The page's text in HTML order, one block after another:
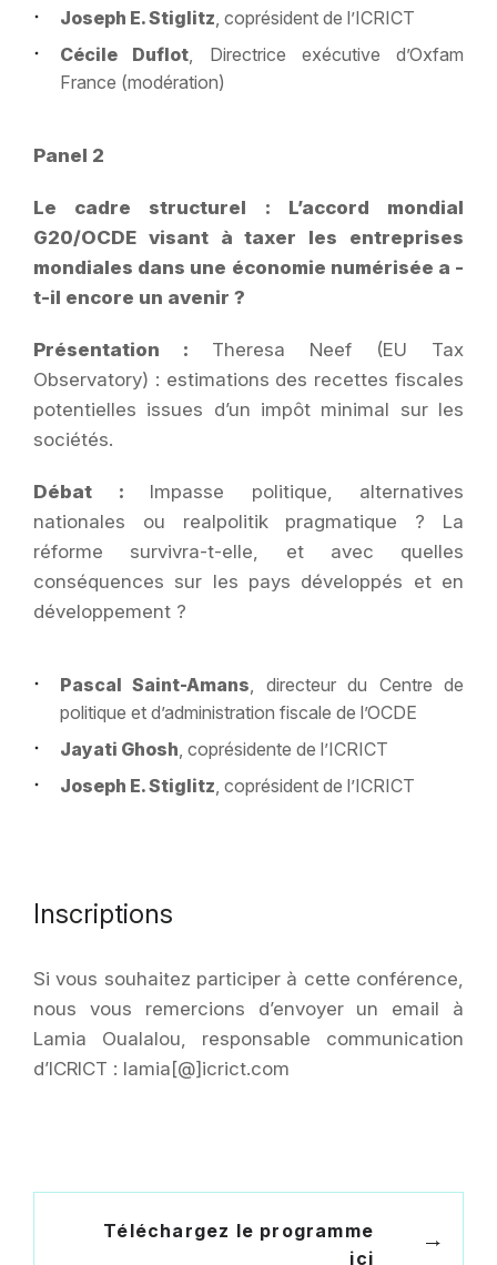
Joseph E. Stiglitz, coprésident de l’ICRICT
Cécile Duflot, Directrice exécutive d’Oxfam
France (modération)
Panel 2
Le cadre structurel : L’accord mondial
G20/OCDE visant à taxer les entreprises
mondiales dans une économie numérisée a -
t-il encore un avenir ?
Présentation : Theresa Neef (EU Tax
Observatory) : estimations des recettes fiscales
potentielles issues d’un impôt minimal sur les
sociétés.
Débat : Impasse politique, alternatives
nationales ou realpolitik pragmatique ? La
réforme survivra-t-elle, et avec quelles
conséquences sur les pays développés et en
développement ?
Pascal Saint-Amans, directeur du Centre de
politique et d’administration fiscale de l’OCDE
Jayati Ghosh, coprésidente de l’ICRICT
Joseph E. Stiglitz, coprésident de l’ICRICT
Inscriptions
Si vous souhaitez participer à cette conférence,
nous vous remercions d’envoyer un email à
Lamia Oualalou, responsable communication
d’ICRICT : lamia[@]icrict.com
Téléchargez le programme
ici